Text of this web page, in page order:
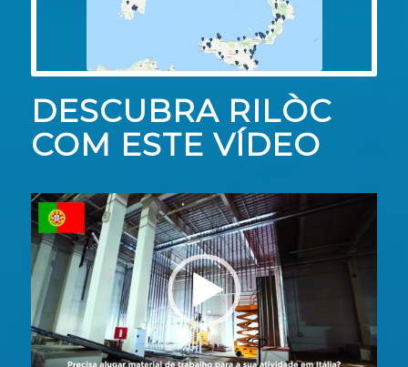
DESCUBRA RILÒC
COM ESTE VÍDEO